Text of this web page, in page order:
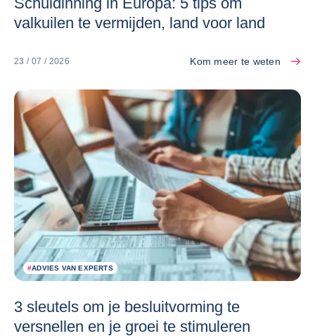
valkuilen te vermijden, land voor land
23 / 07 / 2026 Kom meer te weten
#ADVIES VAN EXPERTS
3 sleutels om je besluitvorming te
versnellen en je groei te stimuleren